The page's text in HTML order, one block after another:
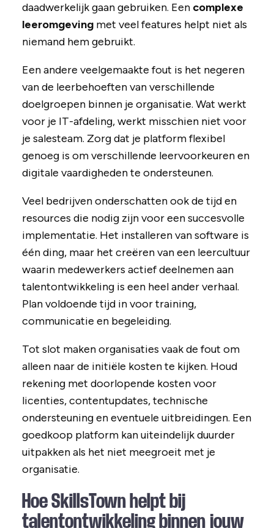
daadwerkelijk gaan gebruiken. Een complexe
leeromgevingmet veel features helpt niet als
niemand hem gebruikt.
Een andere veelgemaakte fout is het negeren
van de leerbehoeften van verschillende
doelgroepen binnen je organisatie. Wat werkt
voor je IT-afdeling, werkt misschien niet voor
je salesteam. Zorg dat je platform flexibel
genoeg is om verschillende leervoorkeuren en
digitale vaardigheden te ondersteunen.
Veel bedrijven onderschatten ook de tijd en
resources die nodig zijn voor een succesvolle
implementatie. Het installeren van software is
één ding, maar het creëren van een leercultuur
waarin medewerkers actief deelnemen aan
talentontwikkeling is een heel ander verhaal.
Plan voldoende tijd in voor training,
communicatie en begeleiding.
Tot slot maken organisaties vaak de fout om
alleen naar de initiële kosten te kijken. Houd
rekening met doorlopende kosten voor
licenties, contentupdates, technische
ondersteuning en eventuele uitbreidingen. Een
goedkoop platform kan uiteindelijk duurder
uitpakken als het niet meegroeit met je
organisatie.
Hoe SkillsTown helpt bij
talentontwikkeling binnen jouw